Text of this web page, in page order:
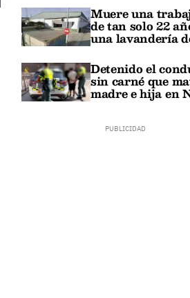
Muere una
de tan solo 22
una lavandería
Detenido el
sin carné que
madre e hija en